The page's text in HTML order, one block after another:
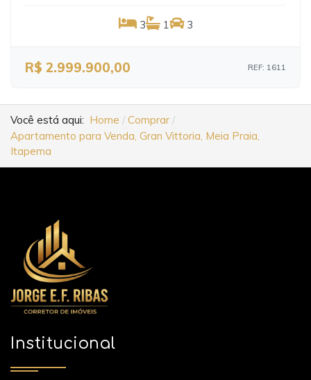
3 1 3
R$ 2.999.900,00 REF: 1611
Você está aqui: Home
Comprar
Apartamento para Venda, Gran Vittoria, Meia Praia,
Itapema
Institucional